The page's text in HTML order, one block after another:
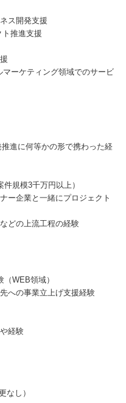
ス開発支援
ト推進支援
マーケティング領域でのサービ
進に何等かの形で携わった経
規模3千万円以上）
ー企業と一緒にプロジェクト
どの上流工程の経験
WEB領域）
への事業立上げ支援経験
経験
なし）